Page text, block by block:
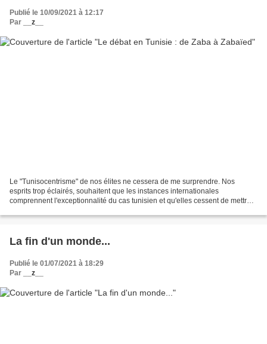
Publié le 10/09/2021 à 12:17
Par
__z__
Le "Tunisocentrisme" de nos élites ne cessera de me surprendre. Nos
esprits trop éclairés, souhaitent que les instances internationales
comprennent l'exceptionnalité du cas tunisien et qu'elles cessent de mettre
La fin d'un monde...
Publié le 01/07/2021 à 18:29
Par
__z__